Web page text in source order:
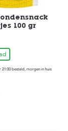
100 gr
besteld, morgen in huis